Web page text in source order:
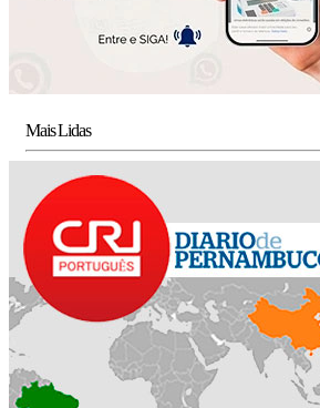
Mais Lidas